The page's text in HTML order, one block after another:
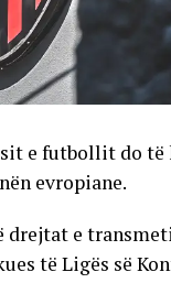
e futbollit do
evropiane.
e
të Ligës së